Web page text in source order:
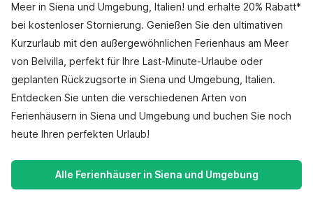
Meer in Siena und Umgebung, Italien! und erhalte 20% Rabatt*
bei kostenloser Stornierung. Genießen Sie den ultimativen
Kurzurlaub mit den außergewöhnlichen Ferienhaus am Meer
von Belvilla, perfekt für Ihre Last-Minute-Urlaube oder
geplanten Rückzugsorte in Siena und Umgebung, Italien.
Entdecken Sie unten die verschiedenen Arten von
Ferienhäusern in Siena und Umgebung und buchen Sie noch
heute Ihren perfekten Urlaub!
Alle Ferienhäuser in Siena und Umgebung